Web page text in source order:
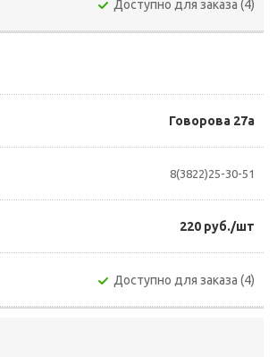
Доступно для заказа (4)
Говорова 27а
8(3822)25-30-51
220 руб./шт
Доступно для заказа (4)